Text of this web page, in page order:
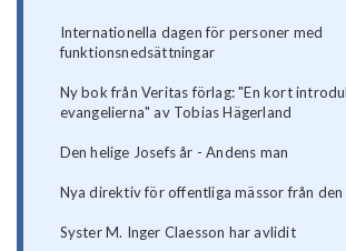
Internationella dagen för personer med
funktionsnedsättningar
Ny bok från Veritas förlag: "En kort
evangelierna" av Tobias Hägerland
Den helige Josefs år - Andens man
Nya direktiv för offentliga mässor från
Syster M. Inger Claesson har avlidit